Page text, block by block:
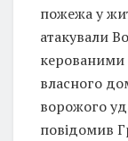
пожежа у
атакували
керованими
власного
ворожого
повідомив